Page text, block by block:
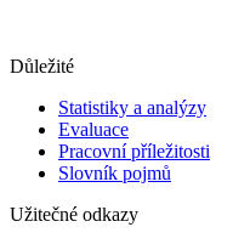
Důležité
Statistiky a analýzy
Evaluace
Pracovní příležitosti
Slovník pojmů
Užitečné odkazy